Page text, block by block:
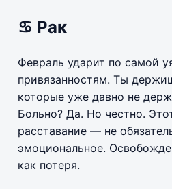
♋ Рак
Февраль ударит по самой
привязанностям. Ты
которые уже давно не
Больно? Да. Но честно.
расставание — не
эмоциональное.
как потеря.